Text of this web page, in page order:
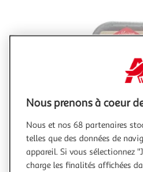
besoin
Nous prenons à coeur
Nous et nos 68 partenaires
telles que des données de
appareil. Si vous sélectionnez
charge les finalités affichées